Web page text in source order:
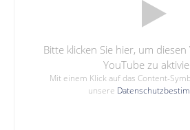
Bitte klicken Sie hier, um
YouTube zu
Mit einem Klick auf das Content-
unsere